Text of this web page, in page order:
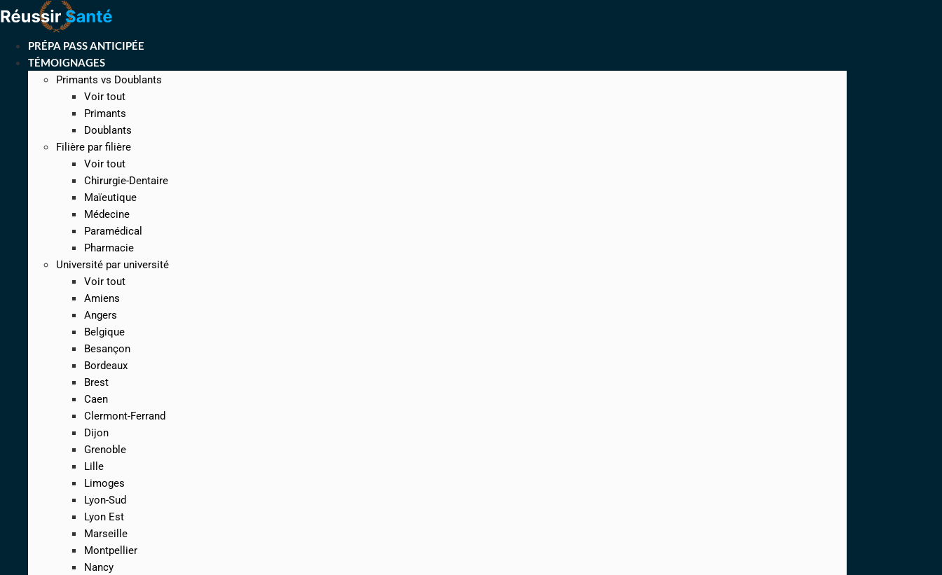
Aller
au
contenuPRÉPA PASS ANTICIPÉE
TÉMOIGNAGES
Primants vs Doublants
Voir tout
Primants
Doublants
Filière par filière
Voir tout
Chirurgie-Dentaire
Maïeutique
Médecine
Paramédical
Pharmacie
Université par université
Voir tout
Amiens
Angers
Belgique
Besançon
Bordeaux
Brest
Caen
Clermont-Ferrand
Dijon
Grenoble
Lille
Limoges
Lyon-Sud
Lyon Est
Marseille
Montpellier
Nancy